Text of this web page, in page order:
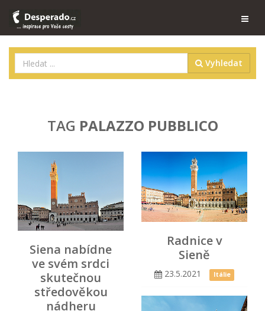
Vyhledat
TAG PALAZZO PUBBLICO
Siena nabídne
ve svém srdci
skutečnou
středověkou
nádheru
Radnice v
Sieně
23.5.2021 Itálie